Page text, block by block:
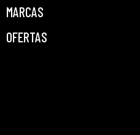
MARCAS
OFERTAS